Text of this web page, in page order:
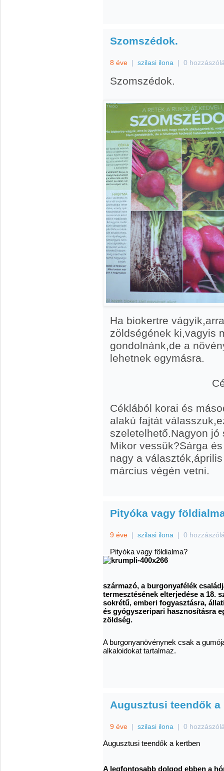
Szomszédok.
8 éve | szilasi ilona | 0
Szomszédok.
Ha biokertre
zöldségének ki,vagyis
gondolnánk,de a
lehetnek egymásra.
Céklából korai és
alakú fajtát
szeletelhető.Nagyon
Mikor vessük?Sárga
nagy a
március végén vetni.
Pityóka vagy
9 éve | szilasi ilona | 0
Pityóka vagy földialma?
származó, a burgonyafélék
termesztésének elterjedése a 18.
sokrétű, emberi fogyasztásra,
és gyógyszeripari hasznosításra
zöldség.
A burgonyanövénynek csak a
alkaloidokat tartalmaz.
Augusztusi teendők a
9 éve | szilasi ilona | 0
Augusztusi teendők a kertben
A legfontosabb dolgod ebben a